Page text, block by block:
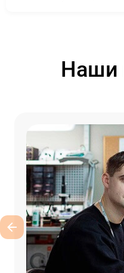
Наши